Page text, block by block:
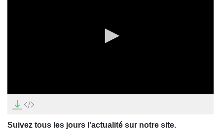
seconds
0
seconds
Suivez tous les jours l’actualité sur notre site.